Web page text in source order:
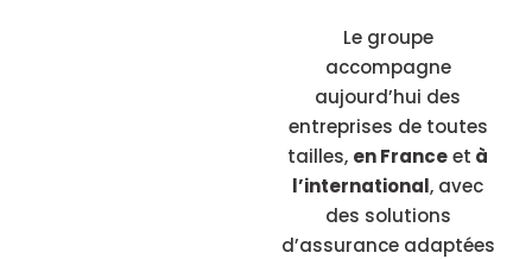
Le groupe
accompagne
aujourd’hui des
entreprises de toutes
tailles, en Franceet à
l’international, avec
des solutions
d’assurance adaptées